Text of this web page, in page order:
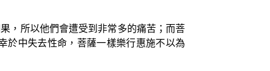
，所以他們會遭受到非常多的痛苦；而菩
於中失去性命，菩薩一樣樂行惠施不以為